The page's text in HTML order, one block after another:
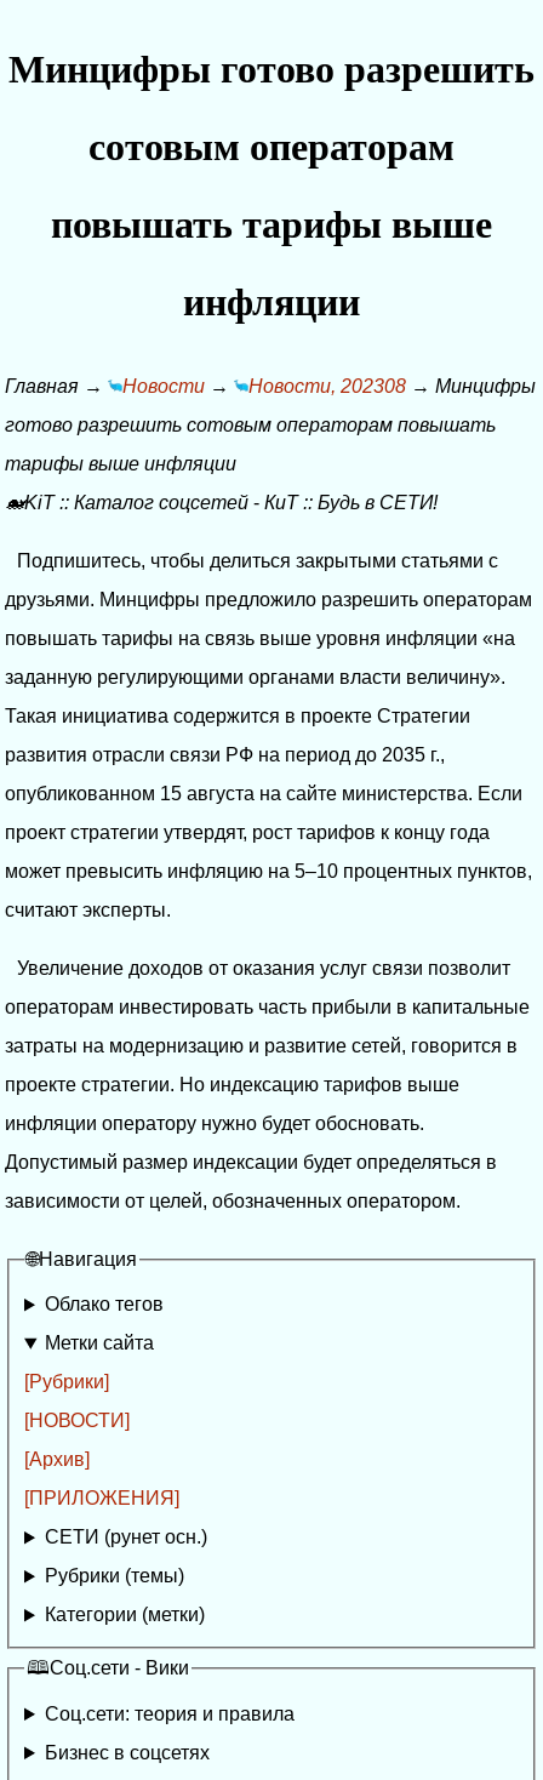
Минцифры готово разрешить
сотовым операторам
повышать тарифы выше
инфляции
Главная → Новости → Новости, 202308 → Минцифры
готово разрешить сотовым операторам повышать
тарифы выше инфляции
🐋KiT:: Каталог соцсетей - КиТ:: Будь в СЕТИ!
Подпишитесь, чтобы делиться закрытыми статьями с
друзьями. Минцифры предложило разрешить операторам
повышать тарифы на связь выше уровня инфляции «на
заданную регулирующими органами власти величину».
Такая инициатива содержится в проекте Стратегии
развития отрасли связи РФ на период до 2035 г.,
опубликованном 15 августа на сайте министерства. Если
проект стратегии утвердят, рост тарифов к концу года
может превысить инфляцию на 5–10 процентных пунктов,
считают эксперты.
Увеличение доходов от оказания услуг связи позволит
операторам инвестировать часть прибыли в капитальные
затраты на модернизацию и развитие сетей, говорится в
проекте стратегии. Но индексацию тарифов выше
инфляции оператору нужно будет обосновать.
Допустимый размер индексации будет определяться в
зависимости от целей, обозначенных оператором.
🌐Навигация
Облако тегов
Метки сайта
[Рубрики]
[НОВОСТИ]
[Архив]
[ПРИЛОЖЕНИЯ]
СЕТИ (рунет осн.)
Рубрики (темы)
Категории (метки)
🕮Соц.сети - Вики
Соц.сети: теория и правила
Бизнес в соцсетях